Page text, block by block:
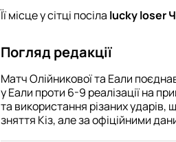
Її місце у сітці посіла lucky loser
Погляд редакції
Матч Олійникової та Еали
у Еали проти 6-9 реалізації на
та використання різаних ударів,
зняття Кіз, але за офіційними